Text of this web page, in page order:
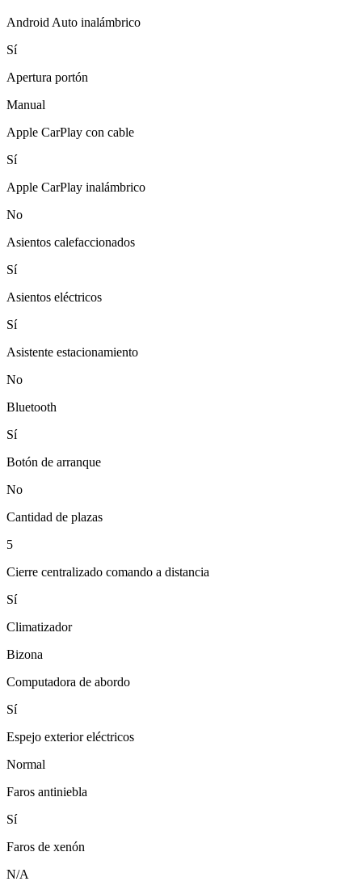
Android Auto inalámbrico
Sí
Apertura portón
Manual
Apple CarPlay con cable
Sí
Apple CarPlay inalámbrico
No
Asientos calefaccionados
Sí
Asientos eléctricos
Sí
Asistente estacionamiento
No
Bluetooth
Sí
Botón de arranque
No
Cantidad de plazas
5
Cierre centralizado comando a distancia
Sí
Climatizador
Bizona
Computadora de abordo
Sí
Espejo exterior eléctricos
Normal
Faros antiniebla
Sí
Faros de xenón
N/A